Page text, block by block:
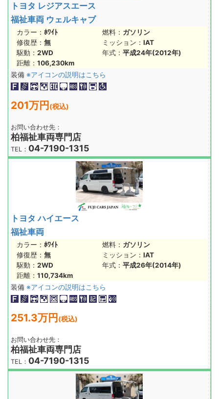
トヨタ レジアスエース
福祉車両 ウェルキャブ
カラー： ﾎﾜｲﾄ 燃料： ガソリン
修復歴： 無 ミッション： IAT
駆動： 2WD 年式： 平成24年(2012年)
距離： 106,230km
装備 ※アイコンの説明はこちら
201万円 (税込)
お問い合わせ先：
柏福祉車両専門店
TEL： 04-7190-1315
トヨタ ハイエース
福祉車両
カラー： ﾎﾜｲﾄ 燃料： ガソリン
修復歴： 無 ミッション： IAT
駆動： 2WD 年式： 平成26年(2014年)
距離： 110,734km
装備 ※アイコンの説明はこちら
251.3万円 (税込)
お問い合わせ先：
柏福祉車両専門店
TEL： 04-7190-1315